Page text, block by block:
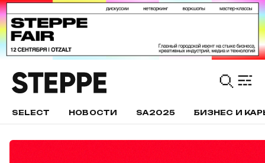
SELECT НОВОСТИ SA2025 БИЗНЕС И